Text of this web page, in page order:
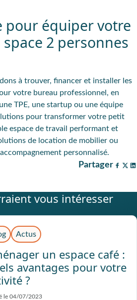
pour équiper votre
2 personnes
à trouver, financer et installer les
votre bureau professionnel, en
TPE, une startup ou une équipe
pour transformer votre petit
espace de travail performant et
de location de mobilier ou
personnalisé.
Partager
vous intéresser
Actus
un espace café :
avantages pour votre
?
le 04/07/2023